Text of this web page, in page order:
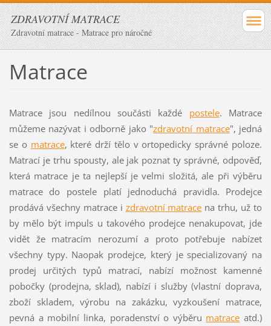
ZDRAVOTNÍ MATRACE
Zdravotní matrace - Matrace pro náročné
Matrace
Matrace jsou nedílnou součásti každé postele. Matrace
můžeme nazývat i odborně jako "zdravotní matrace", jedná
se o matrace, které drží tělo v ortopedicky správné poloze.
Matrací je trhu spousty, ale jak poznat ty správné, odpověď,
která matrace je ta nejlepší je velmi složitá, ale při výběru
matrace do postele platí jednoduchá pravidla. Prodejce
prodává všechny matrace i zdravotní matrace na trhu, už to
by mělo být impuls u takového prodejce nenakupovat, jde
vidět že matracím nerozumí a proto potřebuje nabízet
všechny typy. Naopak prodejce, který je specializovaný na
prodej určitých typů matrací, nabízí možnost kamenné
pobočky (prodejna, sklad), nabízí i služby (vlastní doprava,
zboží skladem, výrobu na zakázku, vyzkoušení matrace,
pevná a mobilní linka, poradenství o výběru matrace atd.)